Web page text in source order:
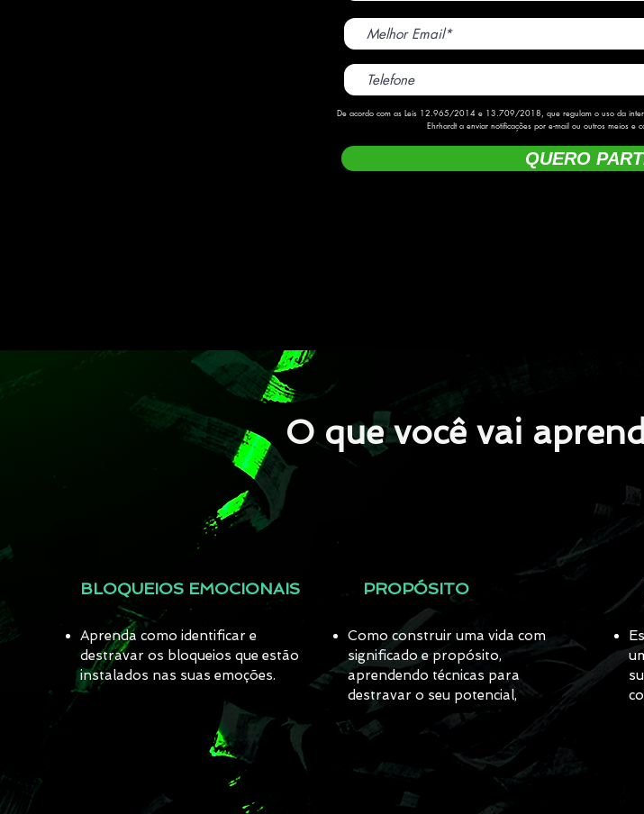
De acordo com as Leis 12.965/2014 e 13.709/2018, que regulam o uso da
Ehrhardt a enviar notificações por e-mail ou outros meios e
QUERO
O que você vai
BLOQUEIOS EMOCIONAIS
Aprenda como identificar e
destravar os bloqueios que estão
instalados nas suas emoções.
PROPÓSITO
Como construir uma vida com
significado e propósito,
aprendendo técnicas para
destravar o seu potencial,